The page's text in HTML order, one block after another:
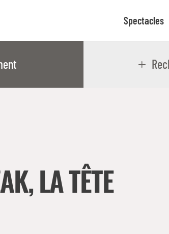
Spectacles
LA TÊTE